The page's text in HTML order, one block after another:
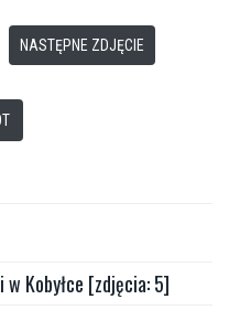
NASTĘPNE ZDJĘCIE
Kobyłce [zdjęcia: 5]